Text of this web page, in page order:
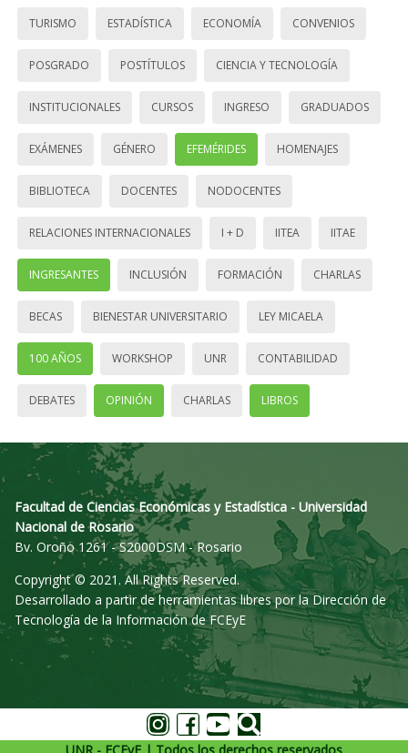
TURISMO ESTADÍSTICA ECONOMÍA CONVENIOS
POSGRADO POSTÍTULOS CIENCIA Y TECNOLOGÍA
INSTITUCIONALES CURSOS INGRESO GRADUADOS
EXÁMENES GÉNERO EFEMÉRIDES HOMENAJES
BIBLIOTECA DOCENTES NODOCENTES
RELACIONES INTERNACIONALES I + D IITEA IITAE
INGRESANTES INCLUSIÓN FORMACIÓN CHARLAS
BECAS BIENESTAR UNIVERSITARIO LEY MICAELA
100 AÑOS WORKSHOP UNR CONTABILIDAD
DEBATES OPINIÓN CHARLAS LIBROS
Facultad de Ciencias Económicas y Estadística - Universidad
Nacional de Rosario
Bv. Oroño 1261 - S2000DSM - Rosario
Copyright © 2021. All Rights Reserved.
Desarrollado a partir de herramientas libres por la Dirección de
Tecnología de la Información de FCEyE